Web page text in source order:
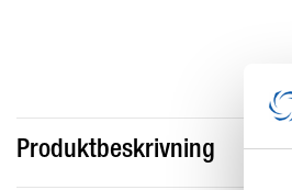
Produktbeskrivning